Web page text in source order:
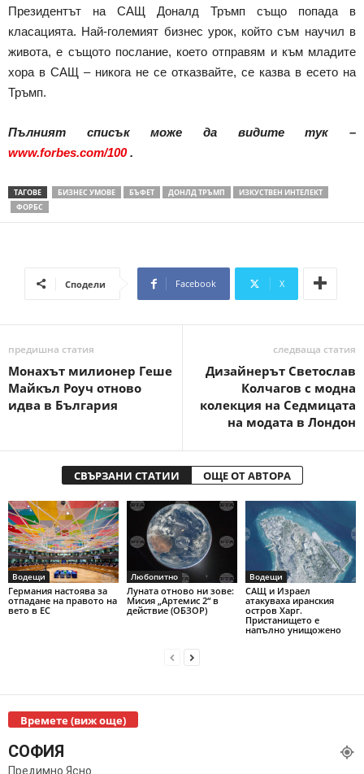
Президентът на САЩ Доналд Тръмп също попада в
класацията. Най-големият бизнес урок, който съм научил в
живота, е същото послание, което отправям и към младите
хора в САЩ – никога не се отказвайте, се казва в есето на
Тръмп.
Пълният списък може да видите тук –
www.forbes.com/100.
ТАГОВЕ БИЗНЕС УМОВЕ БЪФЕТ ДОНЛД ТРЪМП
ИЗКУСТВЕН ИНТЕЛЕКТ
ФОРБС
Сподели Facebook X
предишна статия
Монахът милионер Геше
Майкъл Роуч отново
идва в България
следваща статия
Дизайнерът Светослав
Колчагов с модна
колекция на Седмицата
на модата в Лондон
СВЪРЗАНИ СТАТИИ ОЩЕ ОТ АВТОРА
Водещи
Германия настоява за
отпадане на правото на
вето в ЕС
Любопитно
Луната отново ни зове:
Мисия „Артемис 2“ в
действие (ОБЗОР)
Водещи
САЩ и Израел
атакуваха иранския
остров Харг.
Пристанището е
напълно унищожено
Времете (виж още)
СОФИЯ
Предимно Ясно